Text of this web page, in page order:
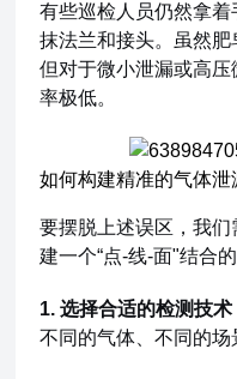
有些巡检人员仍然拿
抹法兰和接头。虽然肥
但对于微小泄漏或高
率极低。
如何构建精准的气体泄
要摆脱上述误区，我们
建一个“点-线-面"结合
1. 选择合适的检测技
不同的气体、不同的场